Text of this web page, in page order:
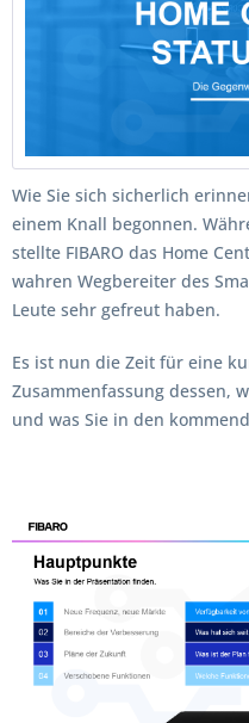
Wie Sie sich sicherlich
einem Knall begonnen.
stellte FIBARO das Home
wahren Wegbereiter des
Leute sehr gefreut haben.
Es ist nun die Zeit für eine
Zusammenfassung dessen,
und was Sie in den